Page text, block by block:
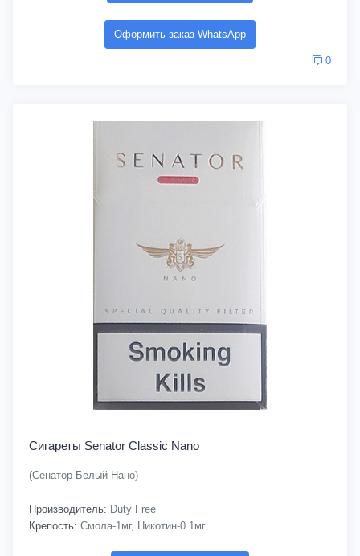
Оформить заказ WhatsApp
0
Сигареты Senator Classic Nano
(Сенатор Белый Нано)
Производитель: Duty Free
Крепость: Смола-1мг, Никотин-0.1мг